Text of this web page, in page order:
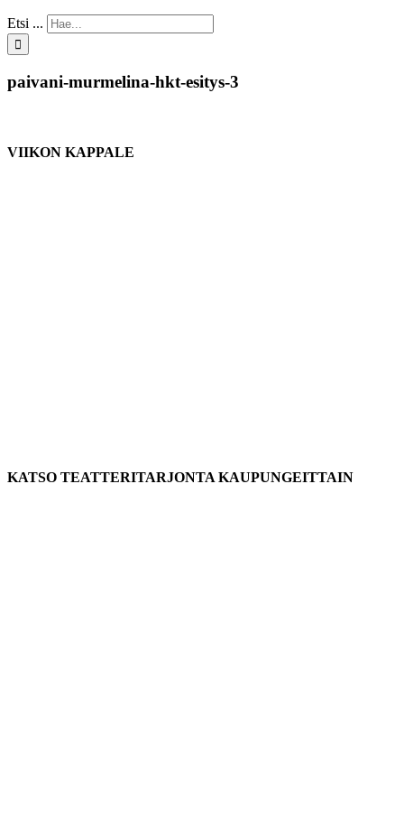
Etsi ...
paivani-murmelina-hkt-esitys-3
VIIKON KAPPALE
KATSO TEATTERITARJONTA KAUPUNGEITTAIN